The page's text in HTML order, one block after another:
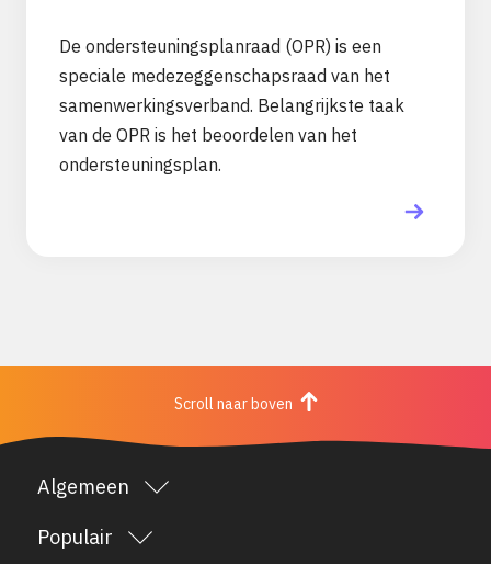
De ondersteuningsplanraad (OPR) is een
speciale medezeggenschapsraad van het
samenwerkingsverband. Belangrijkste taak
van de OPR is het beoordelen van het
ondersteuningsplan.
Scroll naar boven
Algemeen
Populair